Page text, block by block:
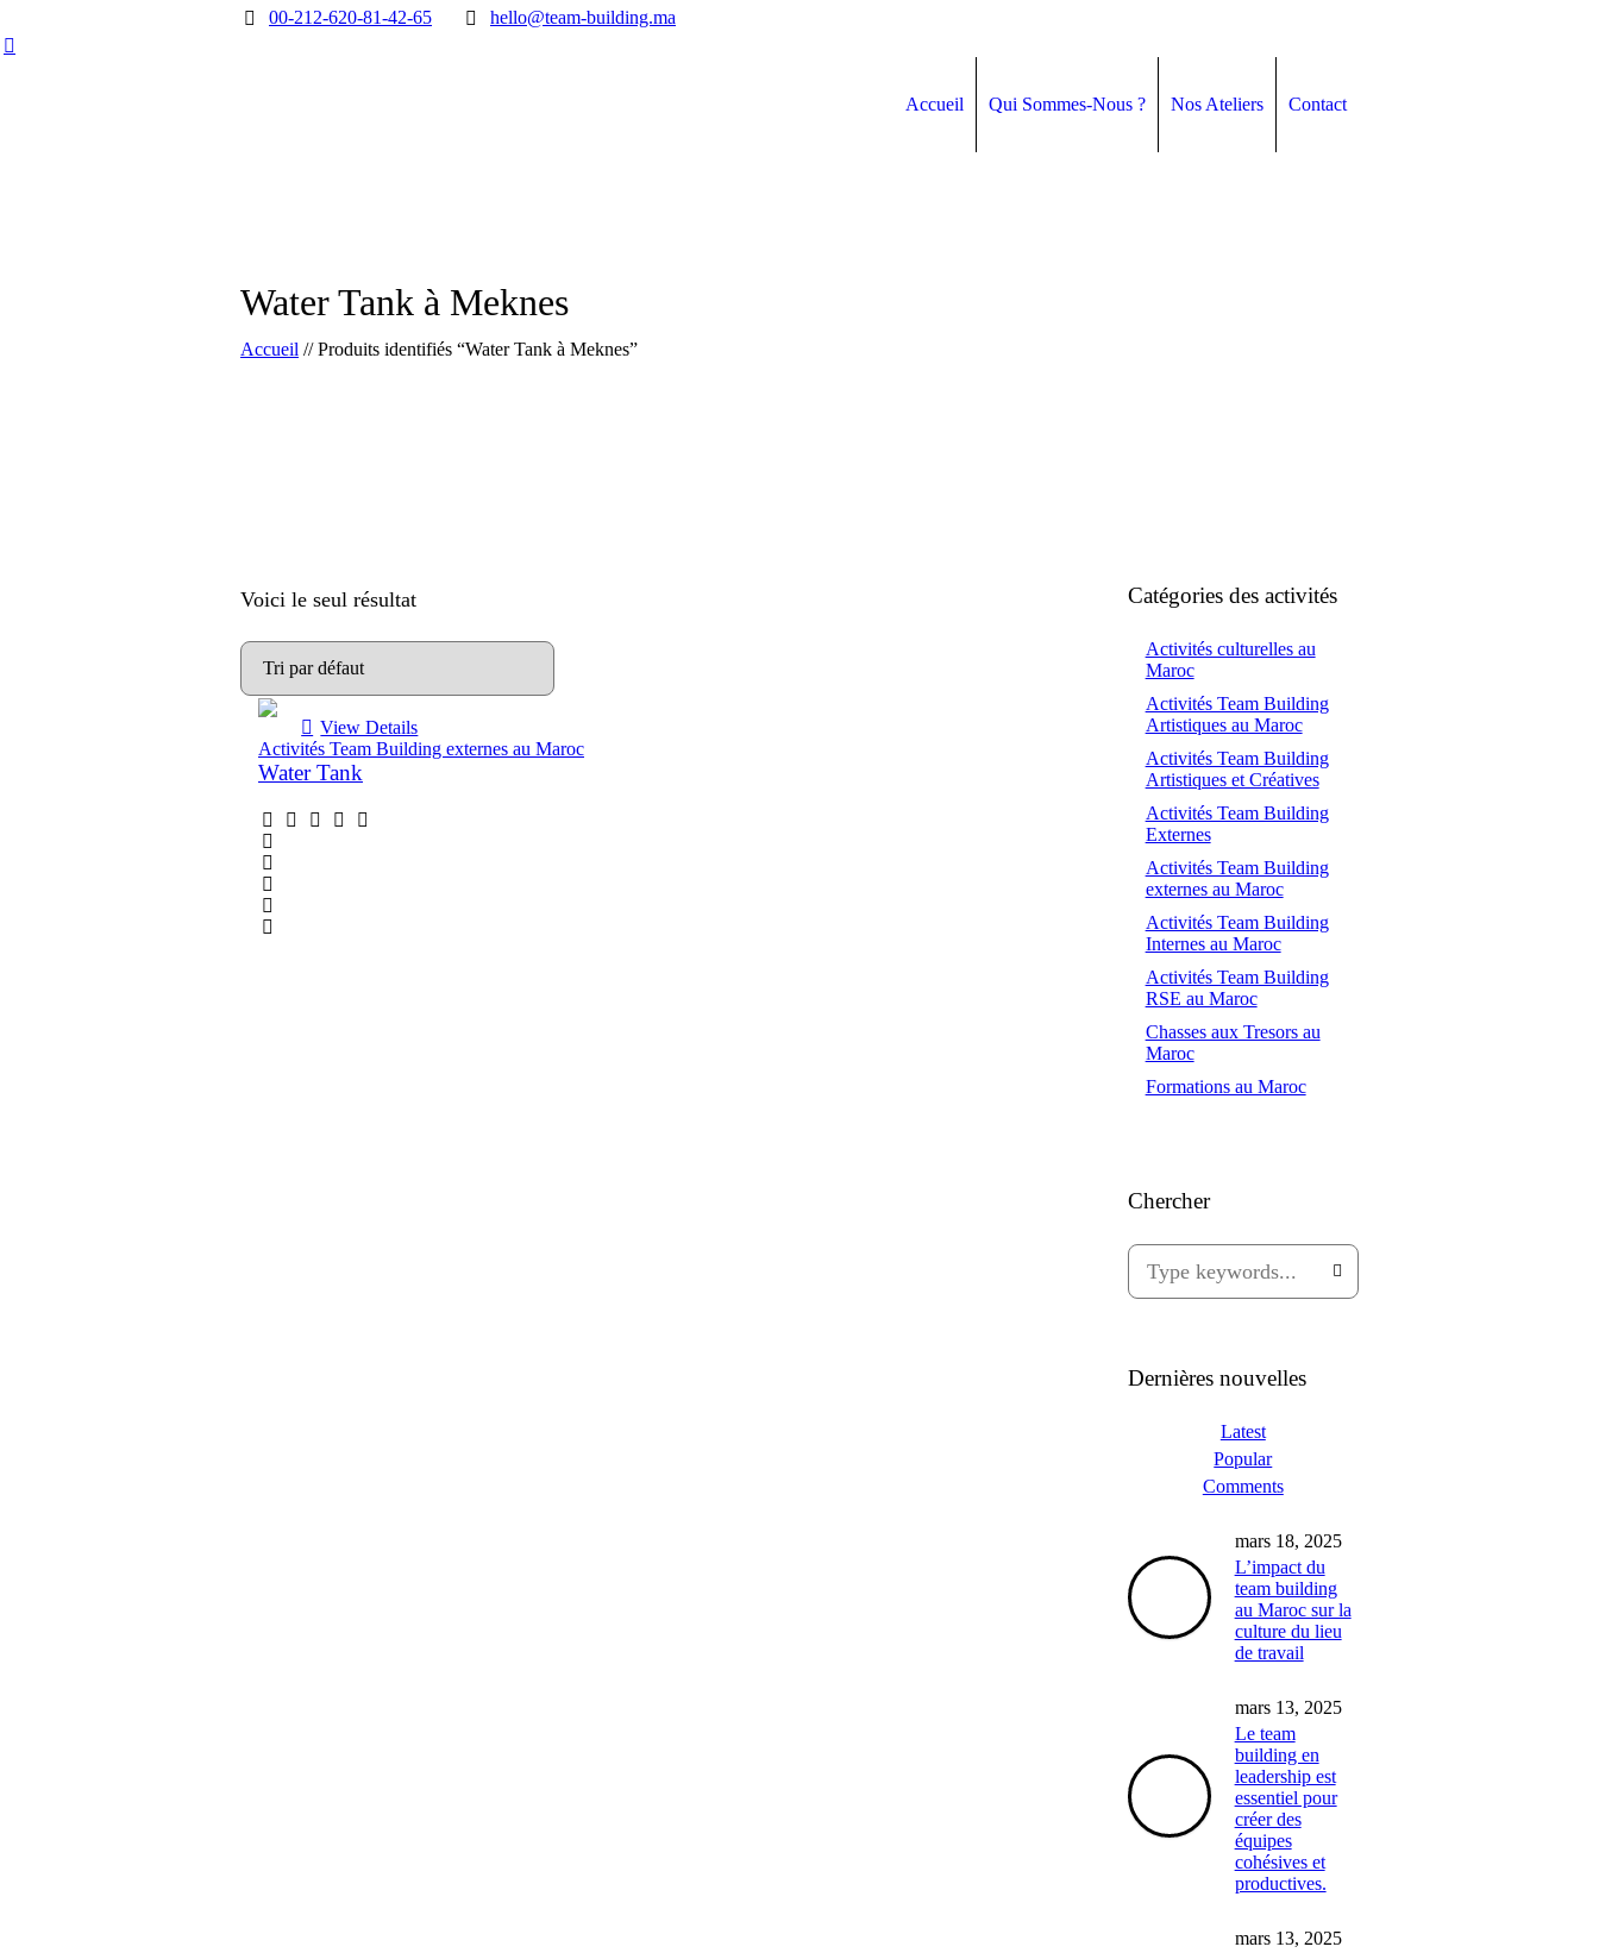
00-212-620-81-42-65 hello@team-building.ma
Accueil Qui Sommes-Nous ? Nos Ateliers Contact
Water Tank à Meknes
Accueil //Produits identifiés “Water Tank à Meknes”
Voici le seul résultat
View Details
Activités Team Building externes au Maroc
Water Tank
Catégories des activités
Activités culturelles au
Maroc
Activités Team Building
Artistiques au Maroc
Activités Team Building
Artistiques et Créatives
Activités Team Building
Externes
Activités Team Building
externes au Maroc
Activités Team Building
Internes au Maroc
Activités Team Building
RSE au Maroc
Chasses aux Tresors au
Maroc
Formations au Maroc
Chercher
Dernières nouvelles
Latest
Popular
Comments
mars 18, 2025
L’impact du
team building
au Maroc sur la
culture du lieu
de travail
mars 13, 2025
Le team
building en
leadership est
essentiel pour
créer des
équipes
cohésives et
productives.
mars 13, 2025